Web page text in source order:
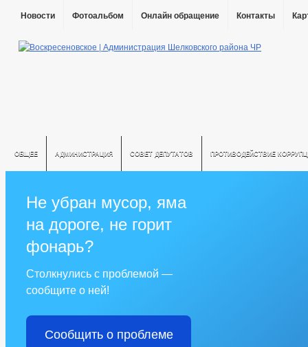
Новости Фотоальбом Онлайн обращение Контакты
ОБЩЕЕ АДМИНИСТРАЦИЯ СОВЕТ ДЕПУТАТОВ ПРОТИВОДЕЙСТВИЕ
Не убран мусор, яма
на дороге, не горит
фонарь?
Столкнулись с проблемой —
сообщите о ней!
Сообщить о проблеме